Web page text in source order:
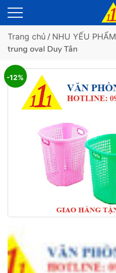
Trang chủ / NHU YẾU PHẨM
trung oval Duy Tân
-12%